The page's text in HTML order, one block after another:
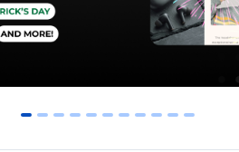
0 1 2 3 4 5 6 7 8 9 10